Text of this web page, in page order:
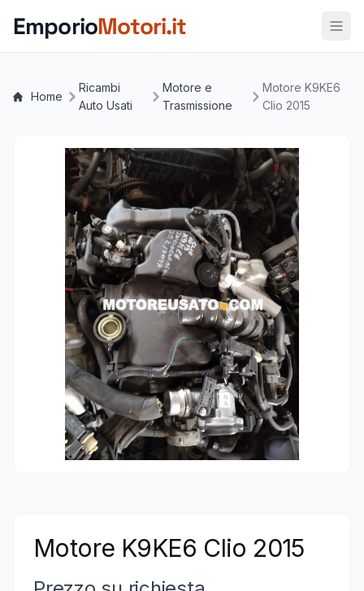
EmporioMotori.it
Home
Ricambi
Auto Usati
Motore e
Trasmissione
Motore K9KE6
Clio 2015
Motore K9KE6 Clio 2015